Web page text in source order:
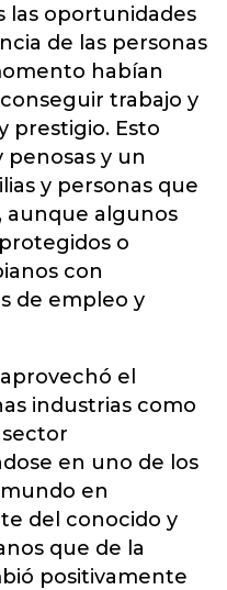
las oportunidades
de las personas
habían
trabajo y
prestigio. Esto
y un
y personas que
aunque algunos
o
con
de empleo y
el
industrias como
en uno de los
en
del conocido y
que de la
positivamente